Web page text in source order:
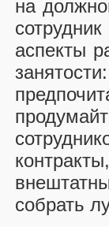
на
аспекты
собрать